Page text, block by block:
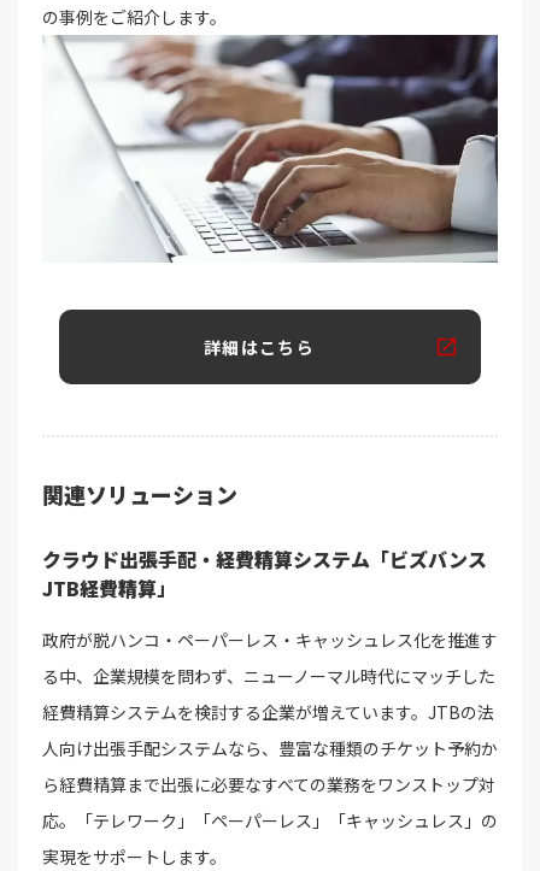
の事例をご紹介します。
詳細はこちら
関連ソリューション
クラウド出張手配・経費精算システム「ビズバンス
JTB経費精算」
政府が脱ハンコ・ペーパーレス・キャッシュレス化を推進す
る中、企業規模を問わず、ニューノーマル時代にマッチした
経費精算システムを検討する企業が増えています。JTBの法
人向け出張手配システムなら、豊富な種類のチケット予約か
ら経費精算まで出張に必要なすべての業務をワンストップ対
応。「テレワーク」「ペーパーレス」「キャッシュレス」の
実現をサポートします。